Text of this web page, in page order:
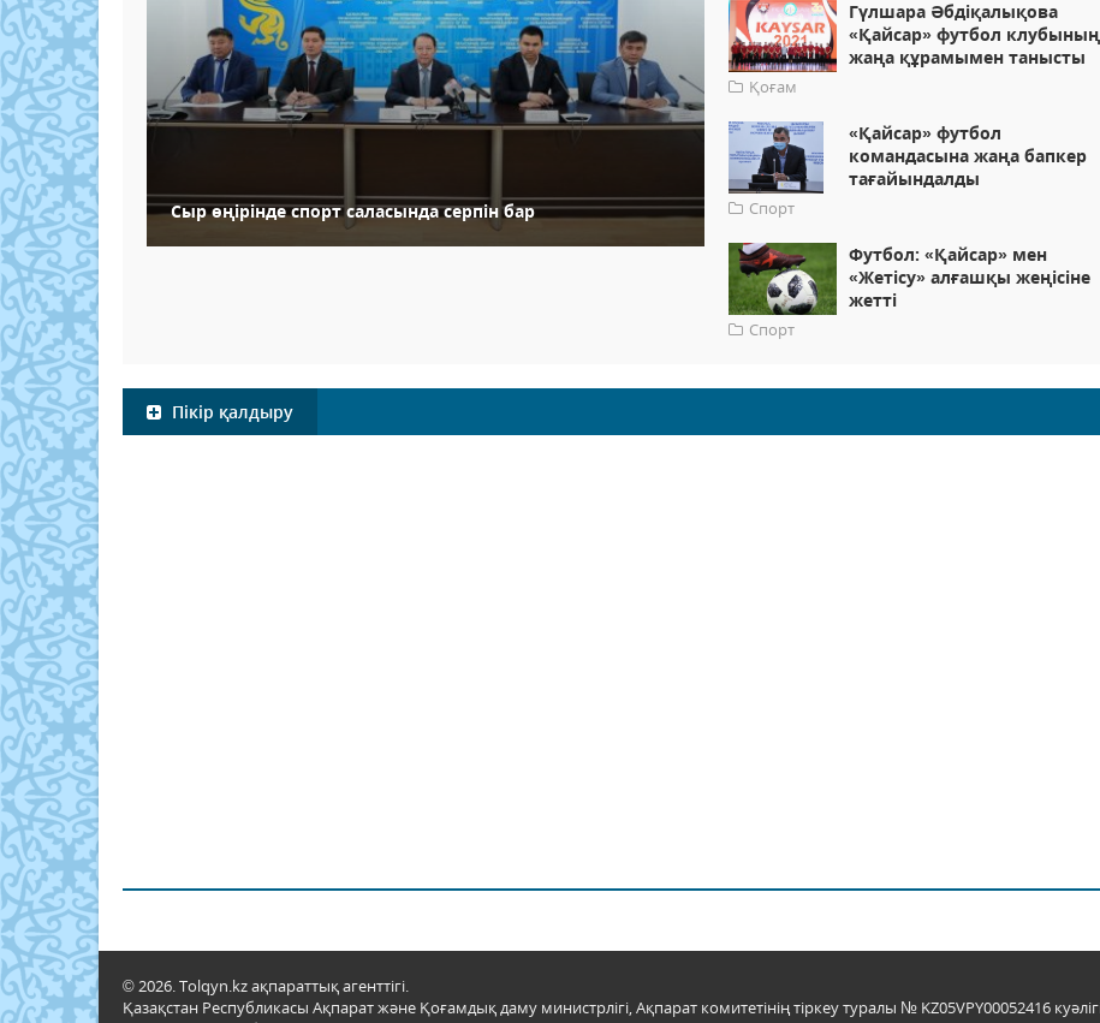
Сыр өңірінде спорт саласында серпін бар
Гүлшара Әбдіқалықова
«Қайсар» футбол клубының
жаңа құрамымен танысты
Қоғам
«Қайсар» футбол
командасына жаңа бапкер
тағайындалды
Спорт
Футбол: «Қайсар» мен
«Жетісу» алғашқы жеңісіне
жетті
Спорт
Пікір қалдыру
© 2026. Tolqyn.kz ақпараттық агенттігі.
Қазақстан Республикасы Ақпарат және Қоғамдық даму министрлігі, Ақпарат комитетінің тіркеу туралы № KZ05VPY00052416